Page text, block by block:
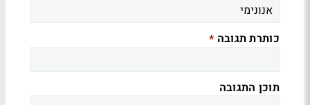
כותרת תגובה *
תוכן התגובה